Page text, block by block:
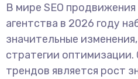
В мире SEO
агентства в 2026 году
значительные
стратегии
трендов является рост